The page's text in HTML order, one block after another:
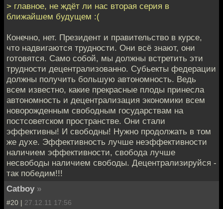
> главное, не ждёт ли нас вторая серия в
ближайшем будущем :(
Конечно, нет. Президент и правительство в курсе,
что надвигаются трудности. Они всё знают, они
готовятся. Само собой, мы должны встретить эти
трудности децентрализованно. Субьекты федерации
должны получить большую автономность. Ведь
всем известно, какие прекрасные плоды принесла
автономность и децентрализация экономики всем
новорожденным свободным государствам на
постсоветском пространстве. Они стали
эффективны! И свободны! Нужно продолжать в том
же духе. Эффективность лучше неэффективности
наличием эффективности, свобода лучше
несвободы наличием свободы. Децентрализируйся -
так победим!!!
Catboy »
#20 | 27.12.11 17:56